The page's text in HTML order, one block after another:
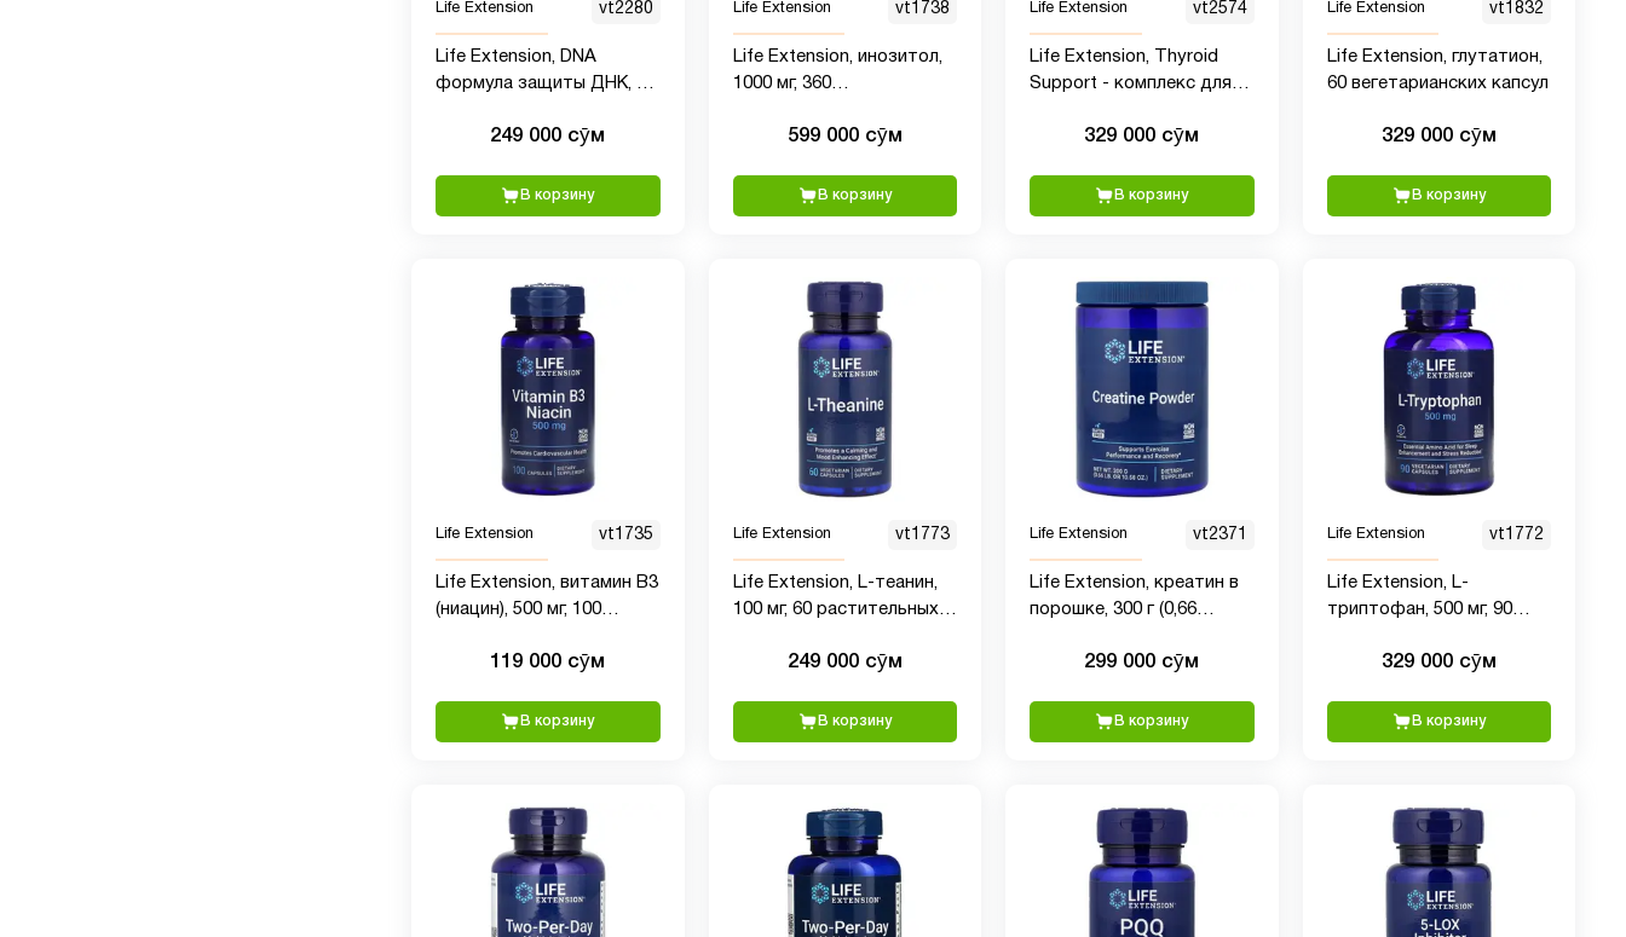
Life Extension vt2280
Life Extension, DNA
формула защиты ДНК, 30
249 000 сӯм
В корзину
Life Extension vt1738
Life Extension, инозитол,
1000 мг, 360
599 000 сӯм
В корзину
Life Extension vt2574
Life Extension, Thyroid
Support - комплекс для
щитовидной железы, 60
329 000 сӯм
В корзину
Life Extension vt1832
Life Extension, глутатион,
60 вегетарианских капсул
329 000 сӯм
В корзину
Life Extension vt1735
Life Extension, витамин B3
(ниацин), 500 мг, 100
119 000 сӯм
В корзину
Life Extension vt1773
Life Extension, L-теанин,
100 мг, 60 растительных
249 000 сӯм
В корзину
Life Extension vt2371
Life Extension, креатин в
порошке, 300 г (0,66
299 000 сӯм
В корзину
Life Extension vt1772
Life Extension, L-
триптофан, 500 мг, 90
329 000 сӯм
В корзину